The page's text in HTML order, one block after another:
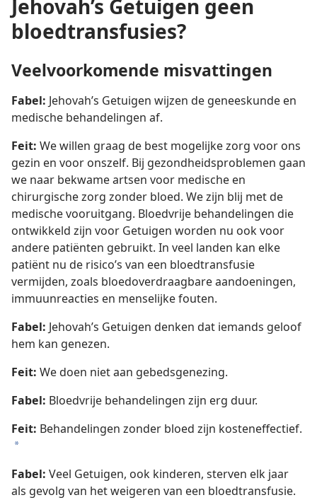
Jehovah’s Getuigen geen
bloedtransfusies?
Veelvoorkomende misvattingen
Fabel: Jehovah’s Getuigen wijzen de geneeskunde en
medische behandelingen af.
Feit: We willen graag de best mogelijke zorg voor ons
gezin en voor onszelf. Bij gezondheidsproblemen gaan
we naar bekwame artsen voor medische en
chirurgische zorg zonder bloed. We zijn blij met de
medische vooruitgang. Bloedvrije behandelingen die
ontwikkeld zijn voor Getuigen worden nu ook voor
andere patiënten gebruikt. In veel landen kan elke
patiënt nu de risico’s van een bloedtransfusie
vermijden, zoals bloedoverdraagbare aandoeningen,
immuunreacties en menselijke fouten.
Fabel: Jehovah’s Getuigen denken dat iemands geloof
hem kan genezen.
Feit: We doen niet aan gebedsgenezing.
Fabel: Bloedvrije behandelingen zijn erg duur.
Feit: Behandelingen zonder bloed zijn kosteneffectief.
a
Fabel: Veel Getuigen, ook kinderen, sterven elk jaar
als gevolg van het weigeren van een bloedtransfusie.